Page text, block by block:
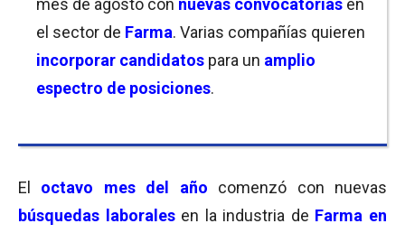
mes de agosto con nuevas convocatorias en
el sector de Farma. Varias compañías quieren
incorporar candidatos para un amplio
espectro de posiciones.
El octavo mes del año comenzó con nuevas
búsquedas laboralesen la industria de Farma en